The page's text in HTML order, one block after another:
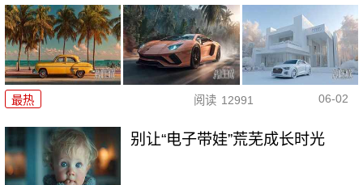
最热 阅读 12991 06-02
别让“电子带娃”荒芜成长时光